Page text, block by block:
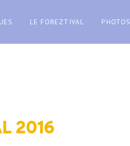
LE FOREZTIVAL PHOTOS
2016